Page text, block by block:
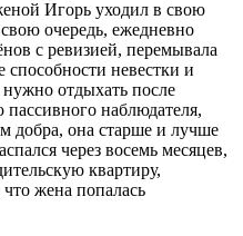
Игорь уходил в свою
очередь, ежедневно
с ревизией, перемывала
способности невестки и
отдыхать после
наблюдателя,
добра, она старше и лучше
через восемь месяцев,
квартиру,
жена попалась